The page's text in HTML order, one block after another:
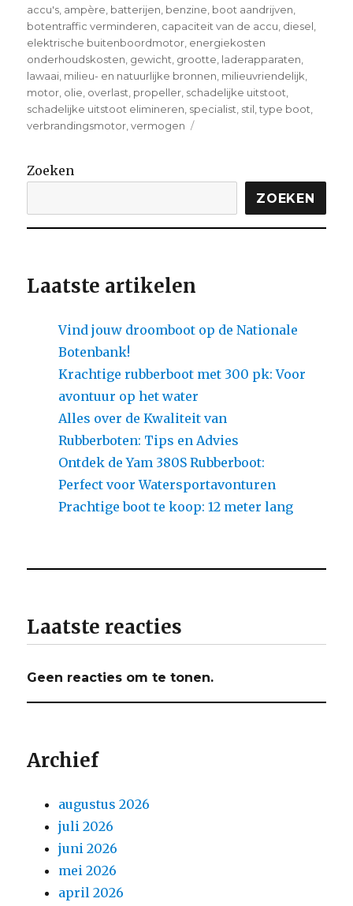
on
accu's ampère batterijen benzine boot aandrijven
botentraffic verminderen capaciteit van de accu diesel
elektrische buitenboordmotor energiekosten
onderhoudskosten gewicht grootte laderapparaten
lawaai milieu- en natuurlijke bronnen milieuvriendelijk
motor olie overlast propeller schadelijke uitstoot
schadelijke uitstoot elimineren specialist stil ,type boot
verbrandingsmotor ,vermogen
Zoeken
ZOEKEN
Laatste artikelen
Vind jouw droomboot op de Nationale
Botenbank!
Krachtige rubberboot met 300 pk: Voor
avontuur op het water
Alles over de Kwaliteit van
Rubberboten: Tips en Advies
Ontdek de Yam 380S Rubberboot:
Perfect voor Watersportavonturen
Prachtige boot te koop: 12 meter lang
Laatste reacties
Geen reacties om te tonen.
Archief
augustus 2026
juli 2026
juni 2026
mei 2026
april 2026